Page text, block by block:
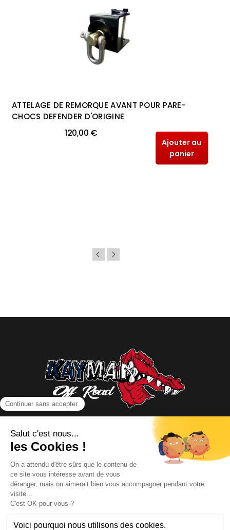
ATTELAGE DE REMORQUE AVANT POUR PARE-
CHOCS DEFENDER D'ORIGINE
120,00 €
Ajouter au
panier
NOUS CONTACTER
INFORMATIONS
NOS PARTENAIRES